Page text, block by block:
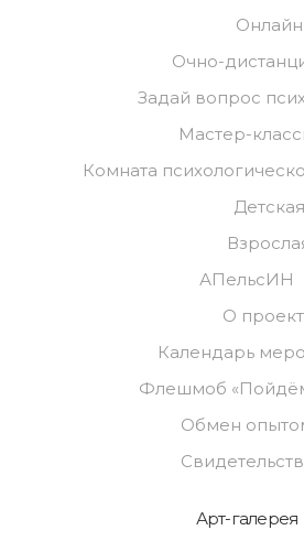
Онлайн
Очно-
Задай вопрос
Мастер-
Комната
Детская
АПельсИН
О
Календарь
Флешмоб
Обмен
Арт-галерея